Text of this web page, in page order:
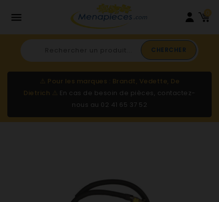
 0
CHERCHER
⚠️ Pour les marques : Brandt, Vedette, De
Dietrich ⚠️ En cas de besoin de pièces, contactez-
nous au 02 41 65 37 52